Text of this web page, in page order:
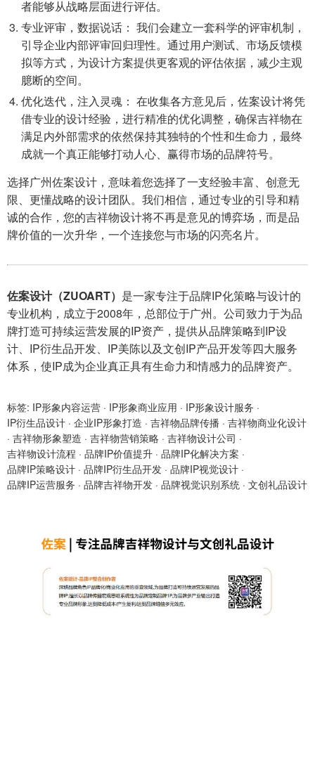
者能够从战略层面进行评估。
专业评审，数据说话： 我们会建立一套科学的评审机制，
引导企业内部评审回归理性。通过用户测试、市场反馈模
拟等方式，为设计方案提供更客观的评估依据，减少主观
臆断的空间。
优化迭代，注入灵魂： 在收集各方意见后，佐案设计将凭
借专业的设计经验，进行精准的优化调整，确保吉祥物在
满足内外部需求的依然保持其独特的个性和生命力，最终
成就一个真正能够打动人心、赢得市场的品牌符号。
选择广州佐案设计，意味着您选择了一支经验丰富、创意无
限、更懂战略的设计团队。我们相信，通过专业的引导和精
诚的合作，您的吉祥物设计将不再是意见的博弈场，而是品
牌价值的一次升华，一个连接您与市场的闪亮名片。
佐案设计（ZUOART） 是一家专注于品牌IP化策略与设计的
专业机构，成立于2008年，总部位于广州。公司致力于为品
牌打造可持续运营发展的IP资产，提供从品牌策略到IP设
计、IP衍生品开发、IP美陈以及文创IP产品开发等四大服务
体系，使IP成为企业真正具有生命力和情感力的品牌资产。
标签: IP形象内容运营 · IP形象商业应用 · IP形象设计服务 ·
IP衍生品设计 · 企业IP形象打造 · 吉祥物品牌传播 · 吉祥物商业化设计
· 吉祥物形象塑造 · 吉祥物营销策略 · 吉祥物设计公司 ·
吉祥物设计流程 · 品牌IP价值提升 · 品牌IP化解决方案 ·
品牌IP策略设计 · 品牌IP衍生品开发 · 品牌IP视觉设计 ·
品牌IP运营服务 · 品牌吉祥物开发 · 品牌视觉识别系统 · 文创礼品设计